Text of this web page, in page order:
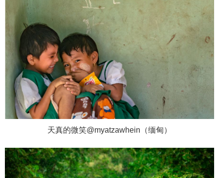
天真的微笑@myatzawhein（缅甸）